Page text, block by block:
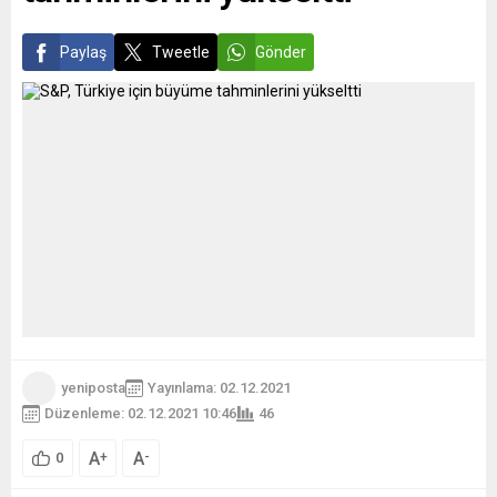
(RKI) web...
Paylaş Tweetle Gönder
yeniposta
Yayınlama: 02.12.2021
Düzenleme: 02.12.2021 10:46
46
0 A+ A-